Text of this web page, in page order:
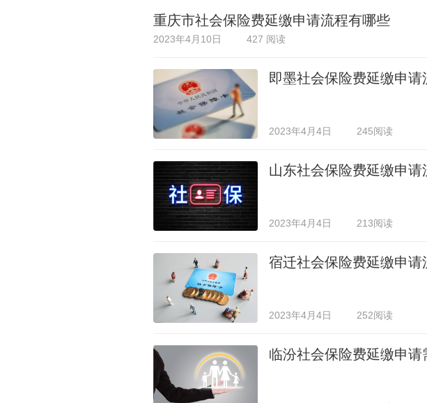
重庆市社会保险费延缴申请流程有哪些
2023年4月10日 427 阅读
即墨社会保险费延缴申请
2023年4月4日 245阅读
山东社会保险费延缴申请
2023年4月4日 213阅读
宿迁社会保险费延缴申请
2023年4月4日 252阅读
临汾社会保险费延缴申请